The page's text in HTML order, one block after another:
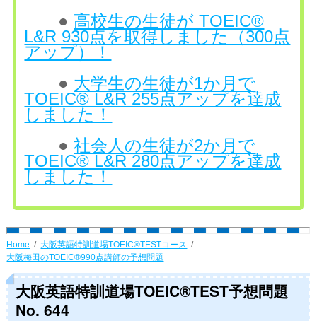
● 高校生の生徒が TOEIC®
L&R 930点を取得しました（300点
アップ）！
● 大学生の生徒が1か月で
TOEIC® L&R 255点アップを達成
しました！
●社会人の生徒が2か月で
TOEIC® L&R 280点アップを達成
しました！
Home
大阪英語特訓道場TOEIC®TESTコース
大阪梅田のTOEIC®990点講師の予想問題
大阪英語特訓道場TOEIC®TEST予想問題
No. 644